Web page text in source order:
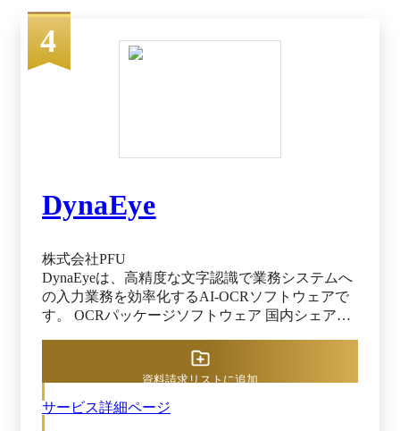
管理も行えます。
4
DynaEye
株式会社PFU
DynaEyeは、高精度な文字認識で業務システムへ
の入力業務を効率化するAI-OCRソフトウェアで
す。 OCRパッケージソフトウェア 国内シェア
売以来、利用量無制限による予算化しやすい価格
面、およびオンプレミス環境でご利用いただける
じめ累計7,900社のお客様に導入されています。
サービス詳細ページ
資料請求リストに追加